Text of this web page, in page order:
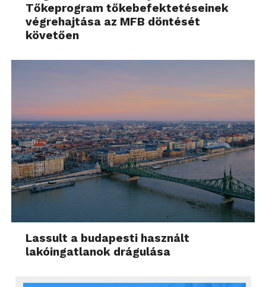
Tőkeprogram tőkebefektetéseinek
végrehajtása az MFB döntését
követően
Lassult a budapesti használt
lakóingatlanok drágulása